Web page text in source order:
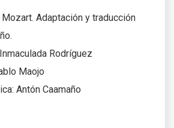
Mozart. Adaptación y traducción
Rodríguez
Maojo
Antón Caamaño